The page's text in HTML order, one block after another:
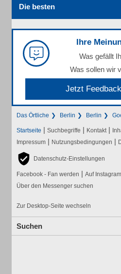
Die besten
Ihre
Was gefällt
Was sollen wir
Jetzt
Das Örtliche Berlin Berlin
Startseite | Suchbegriffe | Kontakt |
Impressum | Nutzungsbedingungen |
Datenschutz-Einstellungen
Facebook - Fan werden | Auf
Über den Messenger suchen
Zur Desktop-Seite wechseln
Suchen